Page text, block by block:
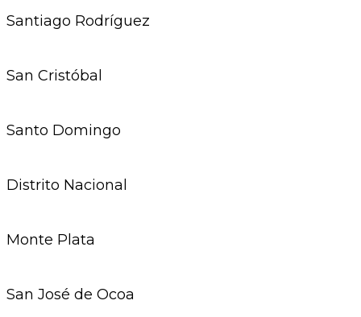
Santiago Rodríguez
San Cristóbal
Santo Domingo
Distrito Nacional
Monte Plata
San José de Ocoa